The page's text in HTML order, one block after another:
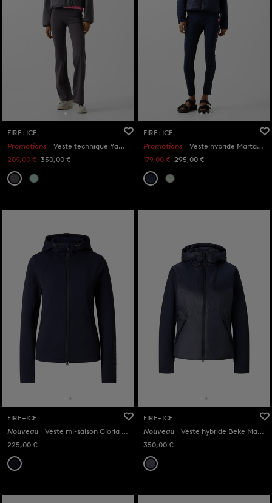
FIRE+ICE
Promotions
Veste technique Yadira Anthracite
209,00 € 350,00 €
FIRE+ICE
Promotions
Veste hybride Marta Bleu marine
179,00 € 295,00 €
FIRE+ICE
Nouveau
Veste mi-saison Gloria Marine
225,00 €
FIRE+ICE
Nouveau
Veste hybride Beke Marine
350,00 €